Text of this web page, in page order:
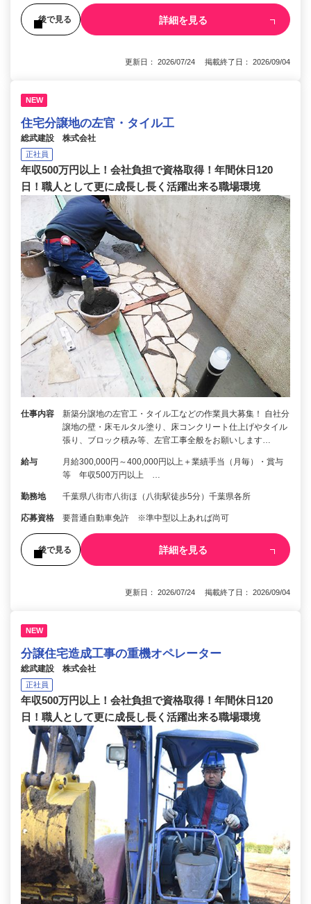
後で見る 詳細を見る
更新日： 2026/07/24 掲載終了日： 2026/09/04
NEW
住宅分譲地の左官・タイル工
総武建設 株式会社
正社員
年収500万円以上！会社負担で資格取得！年間休日120
日！職人として更に成長し長く活躍出来る職場環境
仕事内容
新築分譲地の左官工・タイル工などの作業員大募集！ 自社分
譲地の壁・床モルタル塗り、床コンクリート仕上げやタイル
張り、ブロック積み等、左官工事全般をお願いします…
給与
月給300,000円～400,000円以上＋業績手当（月毎）・賞与
等 年収500万円以上 …
勤務地 千葉県八街市八街ほ（八街駅徒歩5分）千葉県各所
応募資格 要普通自動車免許 ※準中型以上あれば尚可
後で見る 詳細を見る
更新日： 2026/07/24 掲載終了日： 2026/09/04
NEW
分譲住宅造成工事の重機オペレーター
総武建設 株式会社
正社員
年収500万円以上！会社負担で資格取得！年間休日120
日！職人として更に成長し長く活躍出来る職場環境